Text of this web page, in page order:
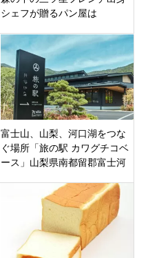
シェフが贈るパン屋は
富士山、山梨、河口湖をつな
ぐ場所「旅の駅 カワグチコベ
ース」山梨県南都留郡富士河